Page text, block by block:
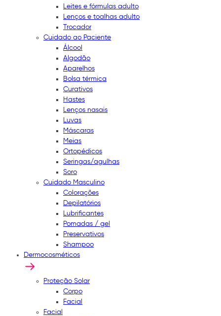
Leites e fórmulas adulto
Lenços e toalhas adulto
Trocador
Cuidado ao Paciente
Álcool
Algodão
Aparelhos
Bolsa térmica
Curativos
Hastes
Lenços nasais
Luvas
Máscaras
Meias
Ortopédicos
Seringas/agulhas
Soro
Cuidado Masculino
Colorações
Depilatórios
Lubrificantes
Pomadas / gel
Preservativos
Shampoo
Dermocosméticos
Proteção Solar
Corpo
Facial
Facial